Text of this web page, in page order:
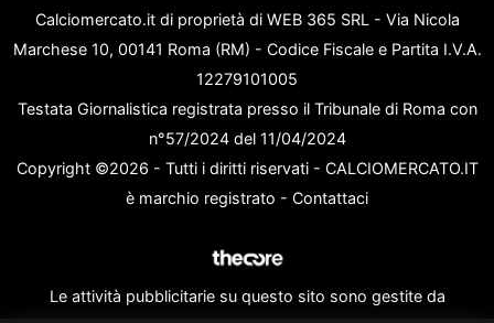
Calciomercato.it di proprietà di WEB 365 SRL - Via Nicola
Marchese 10, 00141 Roma (RM) - Codice Fiscale e Partita I.V.A.
12279101005
Testata Giornalistica registrata presso il Tribunale di Roma con
n°57/2024 del 11/04/2024
Copyright ©2026 - Tutti i diritti riservati - CALCIOMERCATO.IT
è marchio registrato - Contattaci
Le attività pubblicitarie su questo sito sono gestite da